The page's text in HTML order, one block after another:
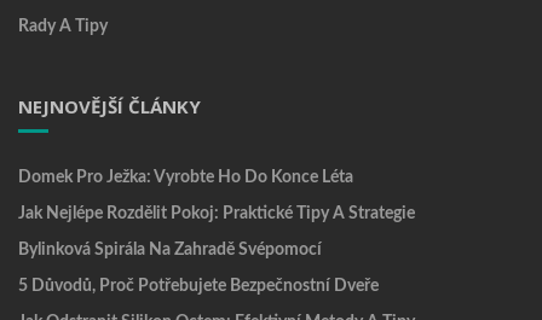
Rady A Tipy
NEJNOVĚJŠÍ ČLÁNKY
Domek Pro Ježka: Vyrobte Ho Do Konce Léta
Jak Nejlépe Rozdělit Pokoj: Praktické Tipy A Strategie
Bylinková Spirála Na Zahradě Svépomocí
5 Důvodů, Proč Potřebujete Bezpečnostní Dveře